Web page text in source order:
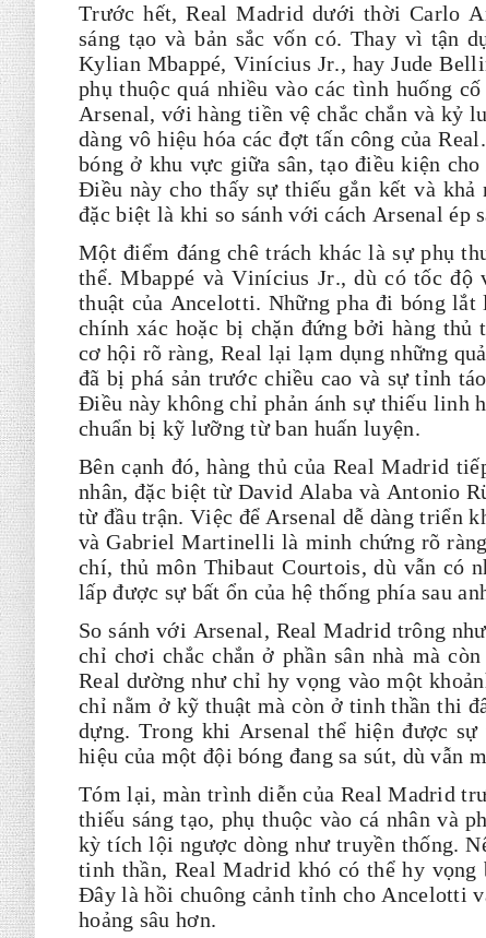
Trước hết, Real Madrid dưới thời Carlo
sáng tạo và bản sắc vốn có. Thay vì tận
Kylian Mbappé, Vinícius Jr., hay Jude
phụ thuộc quá nhiều vào các tình huống
Arsenal, với hàng tiền vệ chắc chắn và kỷ
dàng vô hiệu hóa các đợt tấn công của
bóng ở khu vực giữa sân, tạo điều kiện
Điều này cho thấy sự thiếu gắn kết và khả
đặc biệt là khi so sánh với cách Arsenal ép
Một điểm đáng chê trách khác là sự phụ
thể. Mbappé và Vinícius Jr., dù có tốc
thuật của Ancelotti. Những pha đi bóng lắt
chính xác hoặc bị chặn đứng bởi hàng
cơ hội rõ ràng, Real lại lạm dụng những
đã bị phá sản trước chiều cao và sự tỉnh
Điều này không chỉ phản ánh sự thiếu linh
chuẩn bị kỹ lưỡng từ ban huấn luyện.
Bên cạnh đó, hàng thủ của Real Madrid
nhân, đặc biệt từ David Alaba và Antonio
từ đầu trận. Việc để Arsenal dễ dàng triển
và Gabriel Martinelli là minh chứng rõ
chí, thủ môn Thibaut Courtois, dù vẫn có
lấp được sự bất ổn của hệ thống phía sau
So sánh với Arsenal, Real Madrid trông
chỉ chơi chắc chắn ở phần sân nhà mà
Real dường như chỉ hy vọng vào một
chỉ nằm ở kỹ thuật mà còn ở tinh thần thi
dựng. Trong khi Arsenal thể hiện được
hiệu của một đội bóng đang sa sút, dù vẫn
Tóm lại, màn trình diễn của Real Madrid
thiếu sáng tạo, phụ thuộc vào cá nhân và
kỳ tích lội ngược dòng như truyền thống.
tinh thần, Real Madrid khó có thể hy vọng
Đây là hồi chuông cảnh tỉnh cho Ancelotti
hoảng sâu hơn.